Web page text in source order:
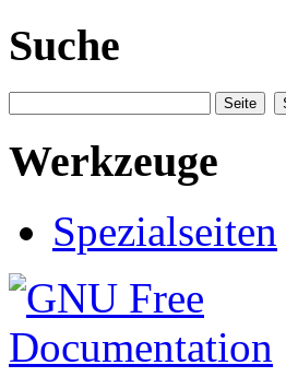
Suche
Werkzeuge
Spezialseiten